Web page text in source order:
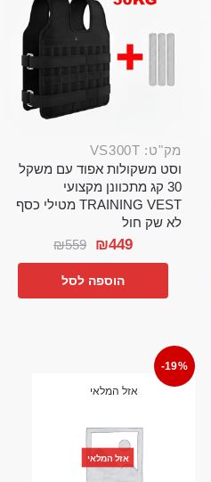
מק"ט: VS300T
וסט משקולות אפוד עם משקל
30 קג מתכוונן מקצועי
TRAINING VEST מטילי כסף
לא שק חול
₪559 ₪449
הוספה לסל
-19%
אזל המלאי
אזל המלאי